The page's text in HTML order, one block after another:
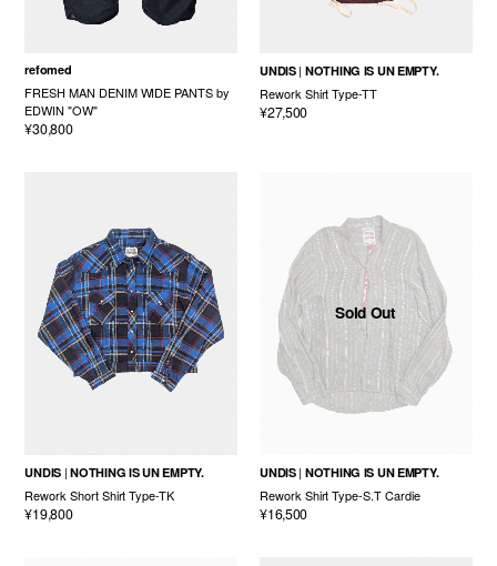
refomed
FRESH MAN DENIM WIDE PANTS by
EDWIN "OW"
¥30,800
UNDIS NOTHING IS UN EMPTY.
Rework Shirt Type-TT
¥27,500
UNDIS NOTHING IS UN EMPTY.
Rework Short Shirt Type-TK
¥19,800
Sold Out
UNDIS NOTHING IS UN EMPTY.
Rework Shirt Type-S.T Cardie
¥16,500